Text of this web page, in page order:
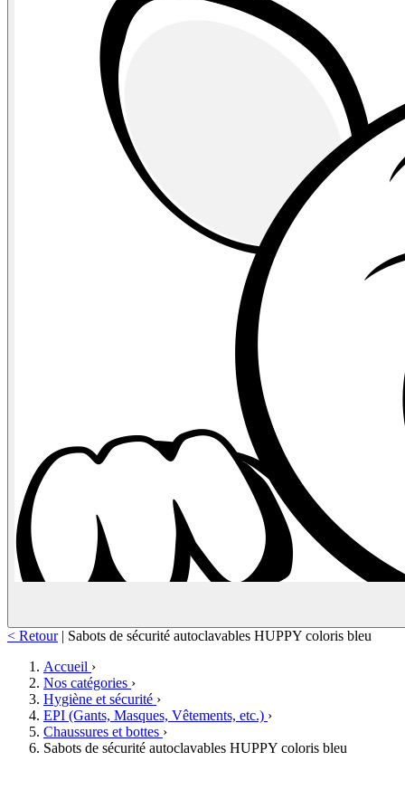
< Retour | Sabots de sécurité autoclavables HUPPY coloris bleu
Accueil ›
Nos catégories ›
Hygiène et sécurité ›
EPI (Gants, Masques, Vêtements, etc.) ›
Chaussures et bottes ›
Sabots de sécurité autoclavables HUPPY coloris bleu